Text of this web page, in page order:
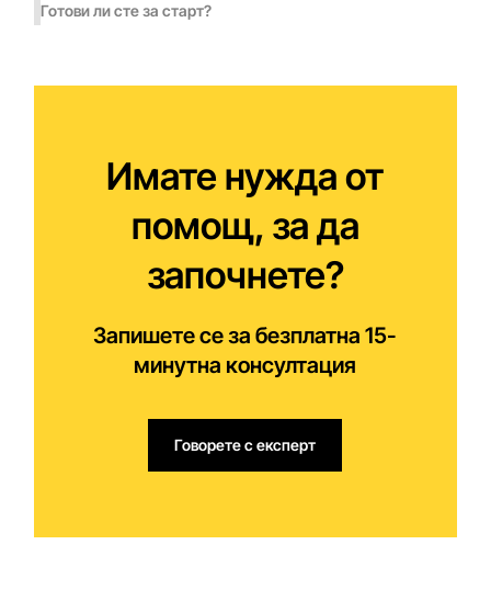
Готови ли сте за старт?
Имате нужда от
помощ, за да
започнете?
Запишете се за безплатна 15-
минутна консултация
Говорете с експерт